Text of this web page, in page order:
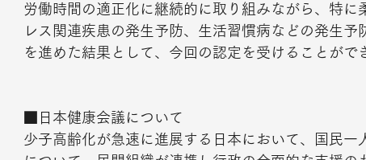
労働時間の適正化に継続的に取り組みながら、特に
レス関連疾患の発生予防、生活習慣病などの発生
を進めた結果として、今回の認定を受けることが
■日本健康会議について
少子高齢化が急速に進展する日本において、国民